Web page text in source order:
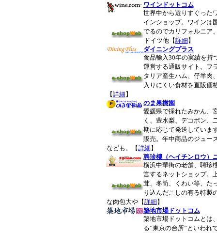
ワインドットコム
世界中から選りすぐった
インショップ。ワインは
でるのでカリフォルニア
ドイツ他【詳細 】
ダイニングプラス
食品輸入30年の実績を持
運営する通販サイト。フ
タリア産生ハム、仔羊肉
入りにくい食材を直販価
【詳細 】
のま果樹園
愛媛県で採れたみかん、
く、豊水梨、デコポン、
期に応じて発送していま
販売。年中商品のジュー
なども。【詳細 】
聘珍樓（ヘイチンロウ）
横浜中華街の老舗、聘珍
営するネットショップ。
茸、冬筍、くわい等、た
り込んだこしの有る特製
な肉包大や【詳細 】
築地市場ドットコム
築地市場ドットコムとは
る”東京の台所”といわれ